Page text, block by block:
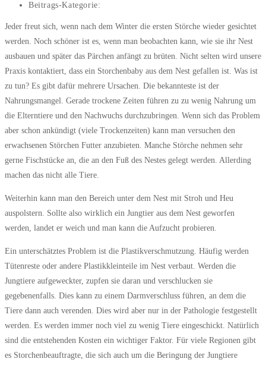
Beitrags-Kategorie:
Jeder freut sich, wenn nach dem Winter die ersten Störche wieder gesichtet
werden. Noch schöner ist es, wenn man beobachten kann, wie sie ihr Nest
ausbauen und später das Pärchen anfängt zu brüten. Nicht selten wird unsere
Praxis kontaktiert, dass ein Storchenbaby aus dem Nest gefallen ist. Was ist
zu tun? Es gibt dafür mehrere Ursachen. Die bekannteste ist der
Nahrungsmangel. Gerade trockene Zeiten führen zu zu wenig Nahrung um
die Elterntiere und den Nachwuchs durchzubringen. Wenn sich das Problem
aber schon ankündigt (viele Trockenzeiten) kann man versuchen den
erwachsenen Störchen Futter anzubieten. Manche Störche nehmen sehr
gerne Fischstücke an, die an den Fuß des Nestes gelegt werden. Allerding
machen das nicht alle Tiere.
Weiterhin kann man den Bereich unter dem Nest mit Stroh und Heu
auspolstern. Sollte also wirklich ein Jungtier aus dem Nest geworfen
werden, landet er weich und man kann die Aufzucht probieren.
Ein unterschätztes Problem ist die Plastikverschmutzung. Häufig werden
Tütenreste oder andere Plastikkleinteile im Nest verbaut. Werden die
Jungtiere aufgeweckter, zupfen sie daran und verschlucken sie
gegebenenfalls. Dies kann zu einem Darmverschluss führen, an dem die
Tiere dann auch verenden. Dies wird aber nur in der Pathologie festgestellt
werden. Es werden immer noch viel zu wenig Tiere eingeschickt. Natürlich
sind die entstehenden Kosten ein wichtiger Faktor. Für viele Regionen gibt
es Storchenbeauftragte, die sich auch um die Beringung der Jungtiere